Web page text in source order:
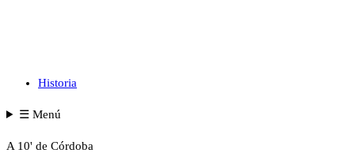
Historia
☰Menú
A 10' de Córdoba